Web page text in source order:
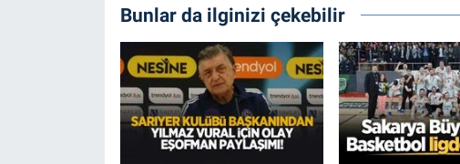
Bunlar da ilginizi çekebilir